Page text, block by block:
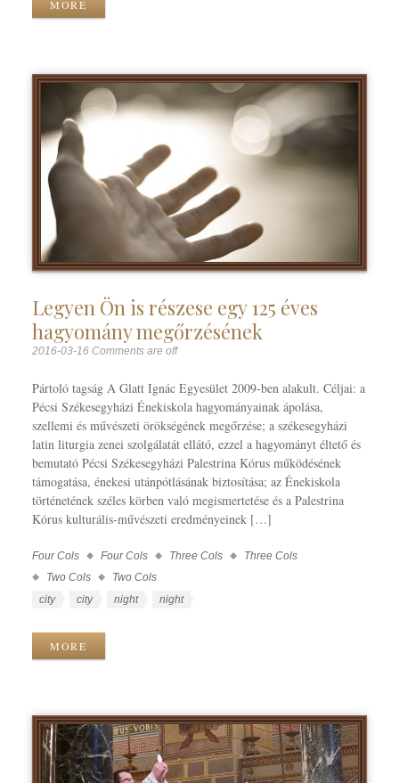
MORE
Legyen Ön is részese egy 125 éves
hagyomány megőrzésének
2016-03-16 Comments are off
Pártoló tagság A Glatt Ignác Egyesület 2009-ben alakult. Céljai: a
Pécsi Székesegyházi Énekiskola hagyományainak ápolása,
szellemi és művészeti örökségének megőrzése; a székesegyházi
latin liturgia zenei szolgálatát ellátó, ezzel a hagyományt éltető és
bemutató Pécsi Székesegyházi Palestrina Kórus működésének
támogatása, énekesi utánpótlásának biztosítása; az Énekiskola
történetének széles körben való megismertetése és a Palestrina
Kórus kulturális-művészeti eredményeinek […]
Work
Categories
Four Cols Four Cols Three Cols
Three Cols
Two Cols
Two Cols
Work
city city night night
MORE